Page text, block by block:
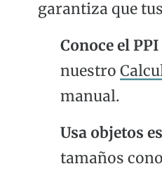
garantiza que
Conoce el
nuestro
manual.
Usa objetos
tamaños